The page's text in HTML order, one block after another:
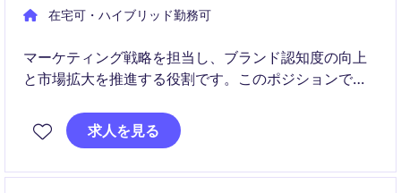
在宅可・ハイブリッド勤務可
マーケティング戦略を担当し、ブランド認知度の向上
と市場拡大を推進する役割です。このポジションで
ティング施策を展開していただきます。
求人を見る